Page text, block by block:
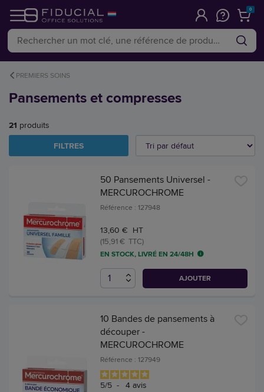
0
PREMIERS SOINS
Pansements et compresses
21 produits
FILTRES
50 Pansements Universel -
MERCUROCHROME
Référence : 127948
13,60 € HT
(15,91 € TTC)
EN STOCK, LIVRÉ EN 24/48H
AJOUTER
10 Bandes de pansements à
découper -
MERCUROCHROME
Référence : 127949
5/5 - 4 avis